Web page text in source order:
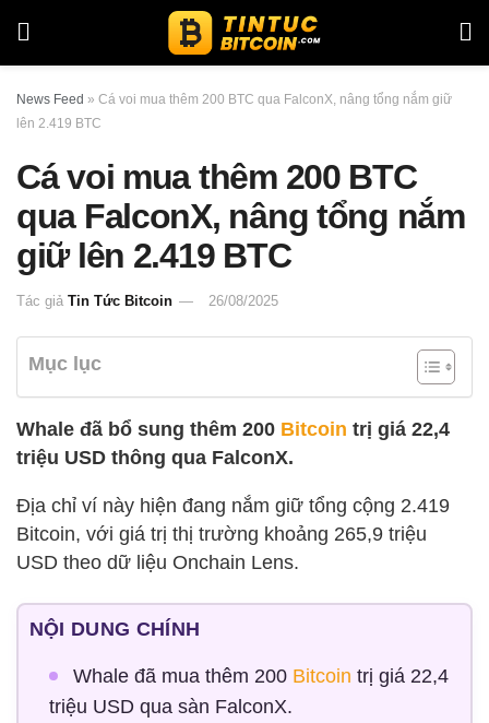
News Feed » Cá voi mua thêm 200 BTC qua FalconX, nâng tổng nắm giữ
lên 2.419 BTC
Cá voi mua thêm 200 BTC
qua FalconX, nâng tổng nắm
giữ lên 2.419 BTC
Tác giả Tin Tức Bitcoin 26/08/2025
Mục lục
Whale đã bổ sung thêm 200 Bitcoin trị giá 22,4
triệu USD thông qua FalconX.
Địa chỉ ví này hiện đang nắm giữ tổng cộng 2.419
Bitcoin, với giá trị thị trường khoảng 265,9 triệu
USD theo dữ liệu Onchain Lens.
NỘI DUNG CHÍNH
Whale đã mua thêm 200 Bitcoin trị giá 22,4
triệu USD qua sàn FalconX.